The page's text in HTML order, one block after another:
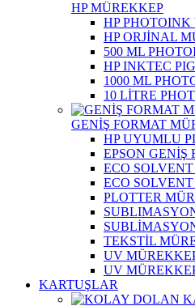
HP MÜREKKEP
HP
HP ORJİNAL
500 ML
HP INKTEC
1000 ML
10 LİTRE
GENİŞ FORMAT
HP UYUMLU
EPSON GENİŞ
ECO
ECO
PLOTTER
TEKSTİL
UV
UV
KARTUŞLAR